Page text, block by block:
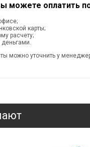
можете оплатить
карты;
расчету;
можно уточнить у